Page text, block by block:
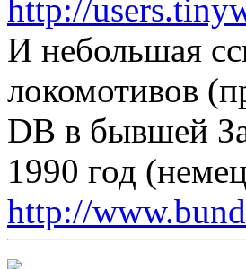
http://
И небольшая
локомотивов
DB в бывшей
1990 год
http://